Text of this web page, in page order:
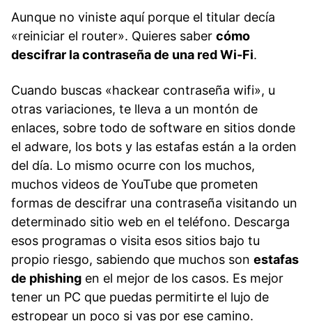
Aunque no viniste aquí porque el titular decía
«reiniciar el router». Quieres saber cómo
descifrar la contraseña de una red Wi-Fi.
Cuando buscas «hackear contraseña wifi», u
otras variaciones, te lleva a un montón de
enlaces, sobre todo de software en sitios donde
el adware, los bots y las estafas están a la orden
del día. Lo mismo ocurre con los muchos,
muchos videos de YouTube que prometen
formas de descifrar una contraseña visitando un
determinado sitio web en el teléfono. Descarga
esos programas o visita esos sitios bajo tu
propio riesgo, sabiendo que muchos son estafas
de phishing en el mejor de los casos. Es mejor
tener un PC que puedas permitirte el lujo de
estropear un poco si vas por ese camino.